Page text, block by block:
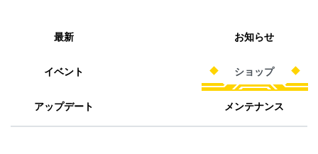
最新 お知らせ
イベント ショップ
アップデート メンテナンス